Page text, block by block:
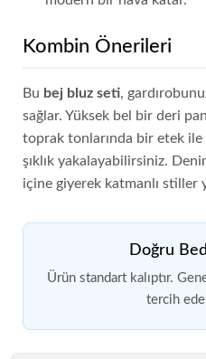
Kombin Önerileri
Bu bej bluz seti,
sağlar. Yüksek bel bir deri
toprak tonlarında bir etek
şıklık yakalayabilirsiniz.
içine giyerek katmanlı stiller
Doğru
Ürün standart kalıptır.
tercih